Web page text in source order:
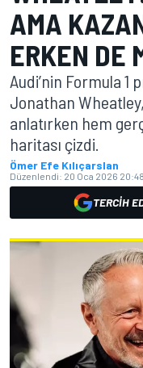
AMA
ERKEN DE
Audi’nin Formula 1
Jonathan Wheatley,
anlatırken hem
haritası çizdi.
Ömer Efe Kılıçarslan
Düzenlendi: 20 Oca 2026 20:48
TERCIH